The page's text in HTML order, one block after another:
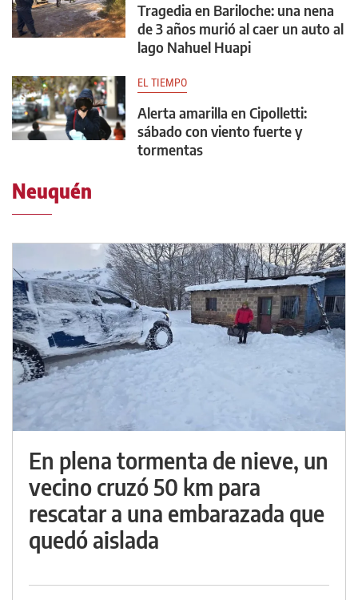
Tragedia en Bariloche: una nena
de 3 años murió al caer un auto al
lago Nahuel Huapi
EL TIEMPO
Alerta amarilla en Cipolletti:
sábado con viento fuerte y
tormentas
Neuquén
En plena tormenta de nieve, un
vecino cruzó 50 km para
rescatar a una embarazada que
quedó aislada